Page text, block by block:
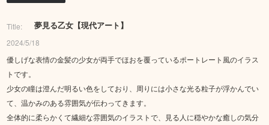
Title: 夢見る乙女【現代アート】
2024/5/18
優しげな表情の金髪の少女が両手でほおを覆っているポートレート風のイラス
トです。
少女の瞳は澄んだ明るい色をしており、周りには小さな光る粒子が浮かんでい
て、温かみのある雰囲気が伝わってきます。
全体的に柔らかくて繊細な雰囲気のイラストで、見る人に穏やかな癒しの気分